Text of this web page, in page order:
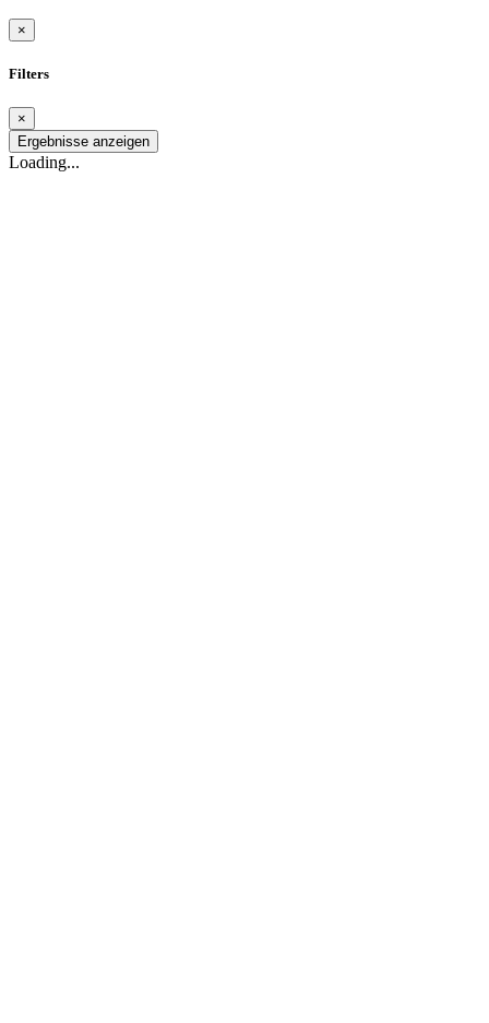
×
Filters
×
Ergebnisse anzeigen
Loading...